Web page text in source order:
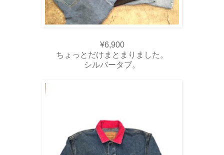
¥6,900
ちょっとだけまとまりました。
シルバータブ。